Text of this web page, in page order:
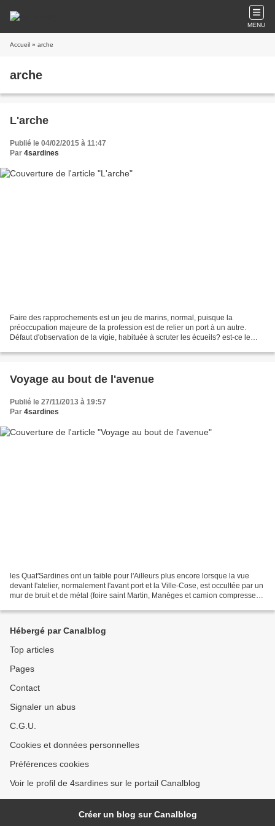
MENU
Accueil » arche
arche
L'arche
Publié le 04/02/2015 à 11:47
Par 4sardines
Faire des rapprochements est un jeu de marins, normal, puisque la
préoccupation majeure de la profession est de relier un port à un autre.
Défaut d'observation de la vigie, habituée à scruter les écueils? est-ce le
Voyage au bout de l'avenue
Publié le 27/11/2013 à 19:57
Par 4sardines
les Quat'Sardines ont un faible pour l'Ailleurs plus encore lorsque la vue
devant l'atelier, normalement l'avant port et la Ville-Cose, est occultée par un
mur de bruit et de métal (foire saint Martin, Manèges et camion compresseur
Hébergé par Canalblog
Top articles
Pages
Contact
Signaler un abus
C.G.U.
Cookies et données personnelles
Préférences cookies
Voir le profil de 4sardines sur le portail Canalblog
Créer un blog sur Canalblog